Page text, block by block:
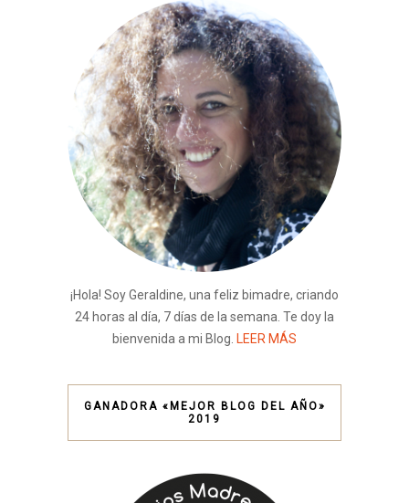
¡Hola! Soy Geraldine, una feliz bimadre, criando
24 horas al día, 7 días de la semana. Te doy la
bienvenida a mi Blog. LEER MÁS
GANADORA «MEJOR BLOG DEL AÑO»
2019